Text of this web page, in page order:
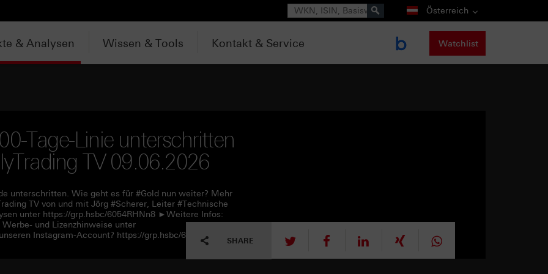
Suche Österreich
& Analysen Wissen & Tools Kontakt & Service Watchlist
Tage-Linie unterschritten
TV 09.06.2026
unterschritten. Wie geht es für #Gold nun weiter? Mehr
TV von und mit Jörg #Scherer, Leiter #Technische
unter https://grp.hsbc/6054RHNn8 ►Weitere Infos:
und Lizenzhinweise unter
Instagram-Account? https://grp.hsbc/6057RHNn1
SHARE tweet mitteilen